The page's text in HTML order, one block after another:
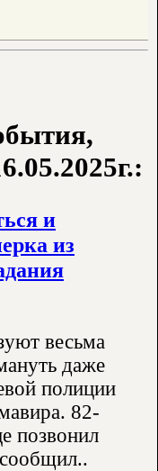
и
из
весьма
даже
полиции
82-
позвонил